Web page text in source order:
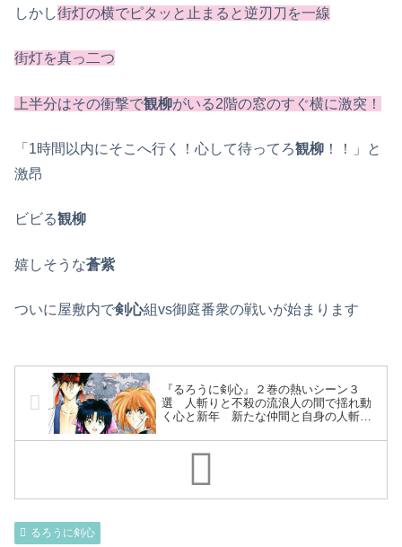
しかし街灯の横でピタッと止まると逆刃刀を一線
街灯を真っ二つ
上半分はその衝撃で観柳がいる2階の窓のすぐ横に激突！
「1時間以内にそこへ行く！心して待ってろ観柳 ！！」と
激昂
ビビる観柳
嬉しそうな蒼紫
ついに屋敷内で剣心組vs御庭番衆の戦いが始まります
『るろうに剣心』２巻の熱いシーン３
選 人斬りと不殺の流浪人の間で揺れ動
く心と新年 新たな仲間と自身の人斬り
す
るろうに剣心